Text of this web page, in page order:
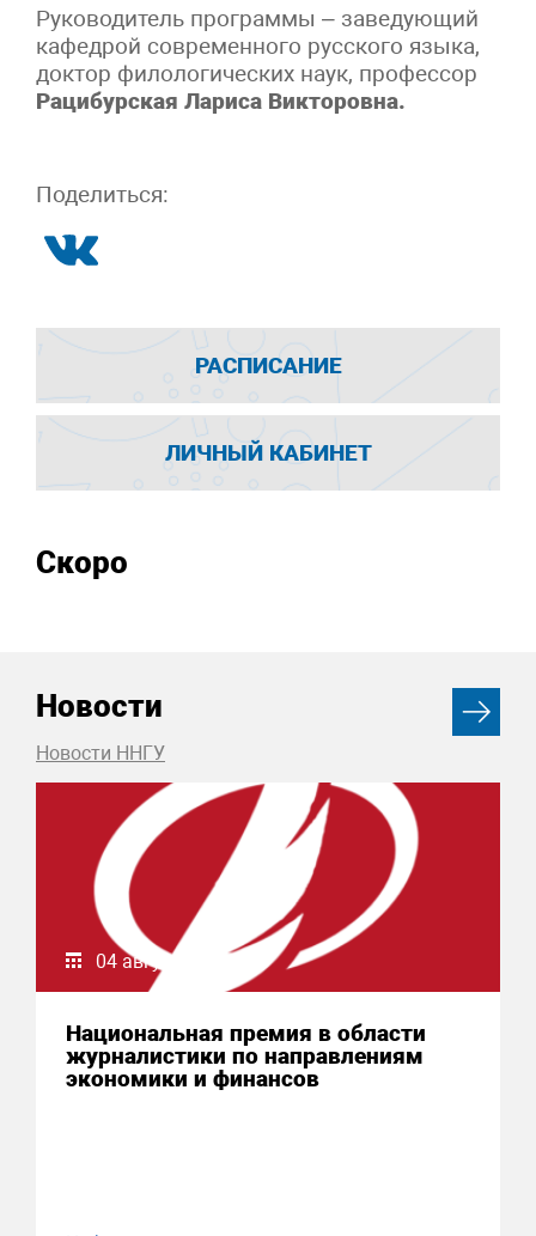
Руководитель программы – заведующий
кафедрой современного русского языка,
доктор филологических наук, профессор
Рацибурская Лариса Викторовна.
Поделиться:
РАСПИСАНИЕ
ЛИЧНЫЙ КАБИНЕТ
Скоро
Новости
Новости ННГУ
04 августа 2026
Национальная премия в области
журналистики по направлениям
экономики и финансов